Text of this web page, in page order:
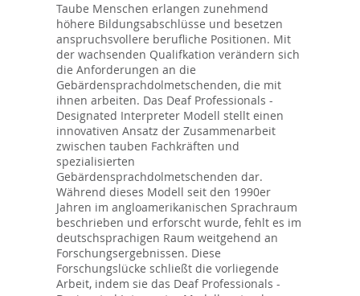
Taube Menschen erlangen zunehmend
höhere Bildungsabschlüsse und besetzen
anspruchsvollere beruﬂiche Positionen. Mit
der wachsenden Qualifkation verändern sich
die Anforderungen an die
Gebärdensprachdolmetschenden, die mit
ihnen arbeiten. Das Deaf Professionals -
Designated Interpreter Modell stellt einen
innovativen Ansatz der Zusammenarbeit
zwischen tauben Fachkräften und
spezialisierten
Gebärdensprachdolmetschenden dar.
Während dieses Modell seit den 1990er
Jahren im angloamerikanischen Sprachraum
beschrieben und erforscht wurde, fehlt es im
deutschsprachigen Raum weitgehend an
Forschungsergebnissen. Diese
Forschungslücke schließt die vorliegende
Arbeit, indem sie das Deaf Professionals -